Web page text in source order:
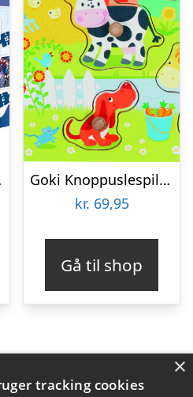
Goki Knoppuslespil – Bondegårdsdyr – Træ – 8 Brikker
kr. 69,95
Gå til shop
×
tracking cookies